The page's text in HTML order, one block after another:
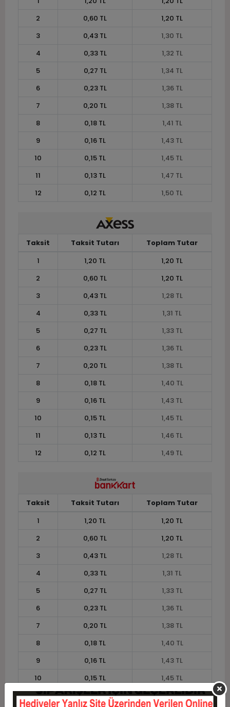
2
0,60 TL
1,20 TL
3
0,43 TL
1,30 TL
4
0,33 TL
1,32 TL
5
0,27 TL
1,34 TL
6
0,23 TL
1,36 TL
7
0,20 TL
1,38 TL
8
0,18 TL
1,41 TL
9
0,16 TL
1,43 TL
10
0,15 TL
1,45 TL
11
0,13 TL
1,47 TL
12
0,12 TL 1,50 TL
Taksit Taksit Tutarı
Toplam Tutar
1
1,20 TL
1,20 TL
2
0,60 TL
1,20 TL
3
0,43 TL
1,28 TL
4
0,33 TL
1,31 TL
5
0,27 TL
1,33 TL
6
0,23 TL
1,36 TL
7
0,20 TL
1,38 TL
8
0,18 TL
1,40 TL
9
0,16 TL
1,43 TL
10
0,15 TL
1,45 TL
11
0,13 TL
1,46 TL
12
0,12 TL 1,49 TL
Taksit Taksit Tutarı
Toplam Tutar
1
1,20 TL
1,20 TL
2
0,60 TL
1,20 TL
3
0,43 TL
1,28 TL
4
0,33 TL
1,31 TL
5
0,27 TL
1,33 TL
6
0,23 TL
1,36 TL
7
0,20 TL
1,38 TL
8
0,18 TL
1,40 TL
9
0,16 TL
1,43 TL
10
0,15 TL
1,45 TL
11
0,13 TL
1,46 TL